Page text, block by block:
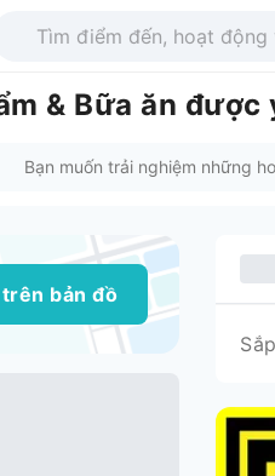
& Bữa ăn được
bản đồ